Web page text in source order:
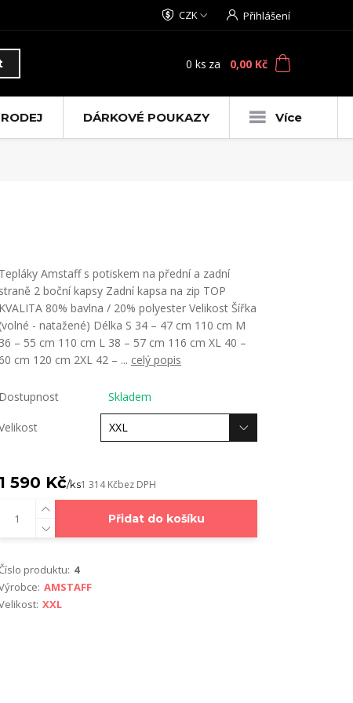
CZK Přihlášení
0 ks za 0,00 Kč
DÁRKOVÉ POUKAZY Více
Tepláky Amstaff s potiskem na přední a zadní
straně 2 boční kapsy Zadní kapsa na zip TOP
KVALITA 80% bavlna / 20% polyester Velikost Šířka
(volné - natažené) Délka S 34 – 47 cm 110 cm M
36 – 55 cm 110 cm L 38 – 57 cm 116 cm XL 40 –
60 cm 120 cm 2XL 42 – ... celý popis
Dostupnost Skladem
1 590 Kč/ks1 314 Kčbez DPH
Přidat do košíku
produktu: 4
AMSTAFF
XXL